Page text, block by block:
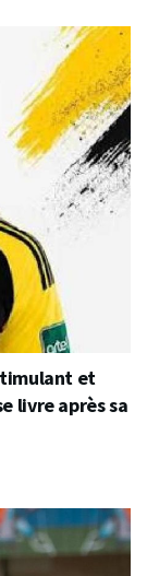
et
livre après sa